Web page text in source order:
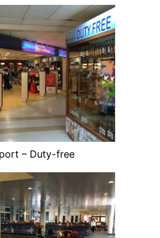
– Duty-free